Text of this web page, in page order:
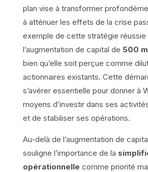
plan vise à transformer
à atténuer les effets de la crise
exemple de cette stratégie réussie
l’augmentation de capital de 500
bien qu’elle soit perçue comme
actionnaires existants. Cette
s’avérer essentielle pour donner à
moyens d’investir dans ses
et de stabiliser ses opérations.
Au-delà de l’augmentation de
souligne l’importance de la
opérationnelle comme priorité